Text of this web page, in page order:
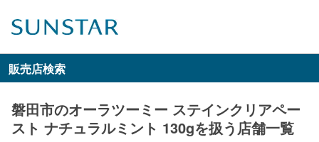
販売店検索
磐田市のオーラツーミー ステインクリアペー
スト ナチュラルミント 130gを扱う店舗一覧